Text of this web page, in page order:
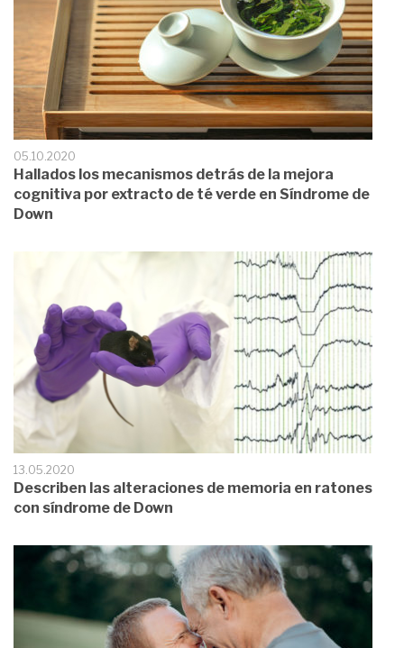
05.10.2020
Hallados los mecanismos detrás de la mejora
cognitiva por extracto de té verde en Síndrome de
Down
13.05.2020
Describen las alteraciones de memoria en ratones
con síndrome de Down